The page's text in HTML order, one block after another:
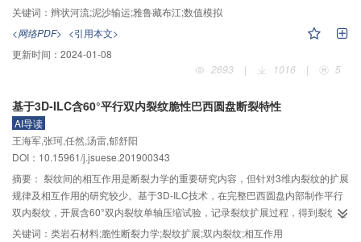
程，包括连续方程、动量方程、河床面变形方程、全沙输沙方程。模型通过全
沙输移理论计算悬移质和推移质输沙率。结果表明：当模拟洪峰流量时，辫状
河流出口含沙过程和悬移质输沙过程峰值滞后于入流过程，形成相位差，泥沙
粒径越小，相位差越小，中值粒径为0.01和0.02 mm泥沙相位差接近0，出口悬
移质输沙率产生的相位差小于含沙量；中值粒径为0.30、0.20和0.10 mm泥沙
沉降淤积作用导致的地形更新，进而求解挟沙水流在辫状河流中运动时对地形
变化的影响，为天然辫状河流的研究预测建立一定的数值模拟基础。
关键词： 辫状河流;泥沙输运;雅鲁藏布江;数值模拟
<网络PDF> <引用本文>
更新时间： 2024-01-08
2693
| 1016 | 5
基于3D-ILC含60°平行双内裂纹脆性巴西圆盘断裂特性
AI导读
王海军,张珂,任然,汤雷,郁舒阳
DOI：10.15961/j.jsuese.201900343
摘要： 裂纹间的相互作用是断裂力学的重要研究内容，但针对3维内裂纹的扩展
规律及相互作用的研究较少。基于3D-ILC技术，在完整巴西圆盘内部制作平行
双内裂纹，开展含60°双内裂纹单轴压缩试验，记录裂纹扩展过程，得到裂纹起
裂及破坏荷载，分析双内裂纹相互作用下的应力双折射规律、裂纹扩展形态及
关键词： 类岩石材料;脆性断裂力学;裂纹扩展;双内裂纹;相互作用